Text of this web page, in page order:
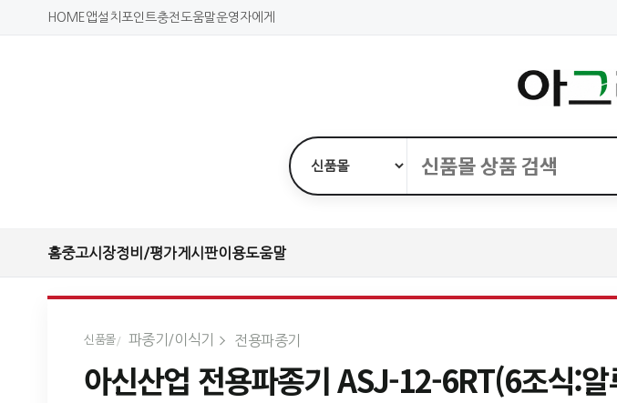
HOME 앱설치 포인트충전도움말운영자에게
홈중고시장정비/평가게시판이용도움말
신품몰 파종기/이식기 전용파종기
아신산업 전용파종기 ASJ-12-6RT(6조식: